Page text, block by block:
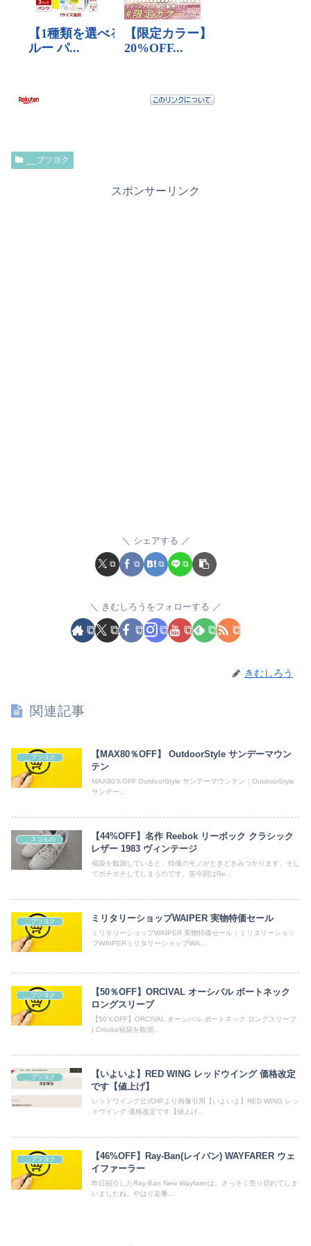
__ブツヨク
スポンサーリンク
シェアする
きむしろうをフォローする
きむしろう
関連記事
__ブツヨク
【MAX80％OFF】 OutdoorStyle サンデーマウン
テン
MAX80％OFF OutdoorStyle サンデーマウンテン｜OutdoorStyle
サンデー...
__スゴもの
【44%OFF】名作 Reebok リーボック クラシック
レザー 1983 ヴィンテージ
福袋を観測していると、特価のモノがときどきみつかります。そし
てポチポチしてしまうのです。笑今回はRe...
__ブツヨク ミリタリーショップWAIPER 実物特価セール
ミリタリーショップWAIPER 実物特価セール｜ミリタリーショッ
プWAIPERミリタリーショップWA...
__ブツヨク
【50％OFF】ORCIVAL オーシバル ボートネック
ロングスリーブ
【50％OFF】ORCIVAL オーシバル ボートネック ロングスリーブ
| Crouka福袋を観測...
__ブツヨク
【いよいよ】RED WING レッドウイング 価格改定
です【値上げ】
レッドウイング公式HPより画像引用【いよいよ】RED WING レッ
ドウイング 価格改定です【値上げ...
__ブツヨク
【46%OFF】Ray-Ban(レイバン) WAYFARER ウェ
イファーラー
昨日紹介したRay-Ban New Wayfarerは、さっそく売り切れてしま
いましたね。やはり定番...